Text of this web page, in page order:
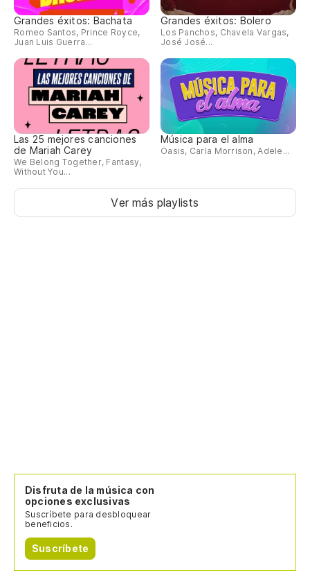
Grandes éxitos: Bachata
Romeo Santos, Prince Royce,
Juan Luis Guerra...
Grandes éxitos: Bolero
Los Panchos, Chavela Vargas,
José José...
Las 25 mejores canciones
de Mariah Carey
We Belong Together, Fantasy,
Without You...
Música para el alma
Oasis, Carla Morrison, Adele...
Ver más playlists
Disfruta de la música con
opciones exclusivas
Suscríbete para desbloquear
beneficios.
Suscríbete